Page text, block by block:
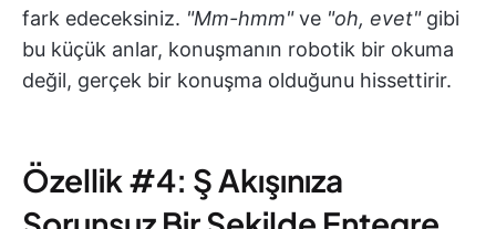
fark edeceksiniz. "Mm-hmm"ve "oh, evet"gibi
bu küçük anlar, konuşmanın robotik bir okuma
değil, gerçek bir konuşma olduğunu hissettirir.
Özellik #4: Ş Akışınıza